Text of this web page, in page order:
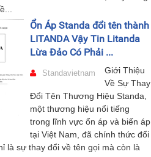
Ổn Áp Standa đổi tên thành
LITANDA Vậy Tin Litanda
Lừa Đảo Có Phải ...
Standavietnam
Giới Thiệu
Về Sự Thay
Đổi Tên Thương Hiệu Standa,
một thương hiệu nổi tiếng
trong lĩnh vực ổn áp và biến áp
tại Việt Nam, đã chính thức đổi
là sự thay đổi về tên gọi mà còn là